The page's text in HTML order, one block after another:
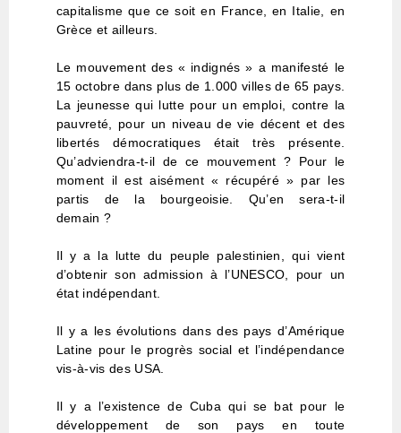
capitalisme que ce soit en France, en Italie, en
Grèce et ailleurs.
Le mouvement des « indignés » a manifesté le
15 octobre dans plus de 1.000 villes de 65 pays.
La jeunesse qui lutte pour un emploi, contre la
pauvreté, pour un niveau de vie décent et des
libertés démocratiques était très présente.
Qu’adviendra-t-il de ce mouvement ? Pour le
moment il est aisément « récupéré » par les
partis de la bourgeoisie. Qu’en sera-t-il
demain ?
Il y a la lutte du peuple palestinien, qui vient
d’obtenir son admission à l’UNESCO, pour un
état indépendant.
Il y a les évolutions dans des pays d’Amérique
Latine pour le progrès social et l’indépendance
vis-à-vis des USA.
Il y a l’existence de Cuba qui se bat pour le
développement de son pays en toute